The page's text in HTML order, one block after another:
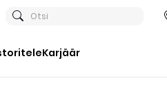
Otsi
Karjäär